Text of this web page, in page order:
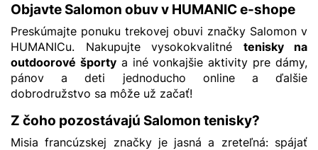
Objavte Salomon obuv v HUMANIC e-shope
Preskúmajte ponuku trekovej obuvi značky Salomon v
HUMANICu. Nakupujte vysokokvalitné tenisky na
outdoorové športya iné vonkajšie aktivity pre dámy,
pánov a deti jednoducho online a ďalšie
dobrodružstvo sa môže už začať!
Z čoho pozostávajú Salomon tenisky?
Misia francúzskej značky je jasná a zreteľná: spájať